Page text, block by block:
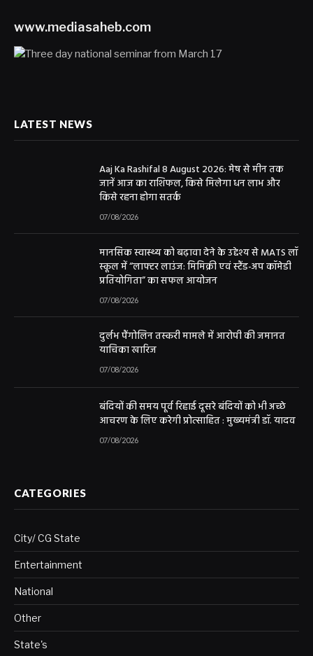
www.mediasaheb.com
LATEST NEWS
Aaj Ka Rashifal 8 August 2026: मेष से मीन तक
जानें आज का राशिफल, किसे मिलेगा धन लाभ और
किसे रहना होगा सतर्क
07/08/2026
मानसिक स्वास्थ्य को बढ़ावा देने के उद्देश्य से MATS लॉ
स्कूल में “लाफ्टर लाउंज: मिमिक्री एवं स्टैंड-अप कॉमेडी
प्रतियोगिता” का सफल आयोजन
07/08/2026
दुर्लभ पैंगोलिन तस्करी मामले में आरोपी की जमानत
याचिका खारिज
07/08/2026
बंदियों की समय पूर्व रिहाई दूसरे बंदियों को भी अच्छे
आचरण के लिए करेगी प्रोत्साहित : मुख्यमंत्री डॉ. यादव
07/08/2026
CATEGORIES
City/ CG State
Entertainment
National
Other
State's